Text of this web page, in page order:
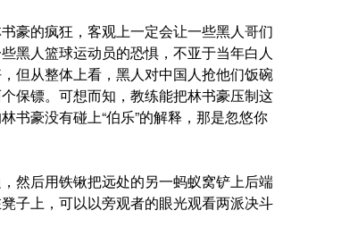
豪的疯狂，客观上一定会让一些黑人哥们
黑人篮球运动员的恐惧，不亚于当年白人
但从整体上看，黑人对中国人抢他们饭碗
保镖。可想而知，教练能把林书豪压制这
书豪没有碰上“伯乐”的解释，那是忽悠你
然后用铁锹把远处的另一蚂蚁窝铲上后端
子上，可以以旁观者的眼光观看两派决斗